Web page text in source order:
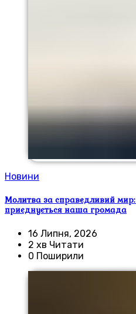
Новини
Молитва за справедливий мир:
приєднується наша громада
16 Липня, 2026
2 хв Читати
0 Поширили